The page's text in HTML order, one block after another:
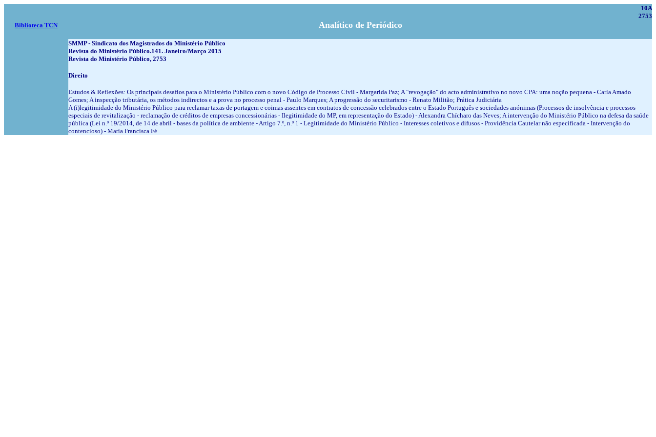
Biblioteca TCN
10A
2753
Analítico de Periódico
SMMP - Sindicato dos Magistrados do Ministério Público
Revista do Ministério Público.141. Janeiro/Março 2015
Revista do Ministério Público, 2753
Direito
Estudos & Reflexões: Os principais desafios para o Ministério Público com o novo Código de Processo Civil - Margarida Paz; A "revogação" do acto administrativo no novo CPA: uma noção pequena - Carla Amado
Gomes; A inspecção tributária, os métodos indirectos e a prova no processo penal - Paulo Marques; A progressão do securitarismo - Renato Militão; Prática Judiciária
A (i)legitimidade do Ministério Público para reclamar taxas de portagem e coimas assentes em contratos de concessão celebrados entre o Estado Português e sociedades anónimas (Processos de insolvência e processos
especiais de revitalização - reclamação de créditos de empresas concessionárias - Ilegitimidade do MP, em representação do Estado) - Alexandra Chícharo das Neves; A intervenção do Ministério Público na defesa da saúde
pública (Lei n.º 19/2014, de 14 de abril - bases da política de ambiente - Artigo 7.º, n.º 1 - Legitimidade do Ministério Público - Interesses coletivos e difusos - Providência Cautelar não especificada - Intervenção do
contencioso) - Maria Francisca Fé